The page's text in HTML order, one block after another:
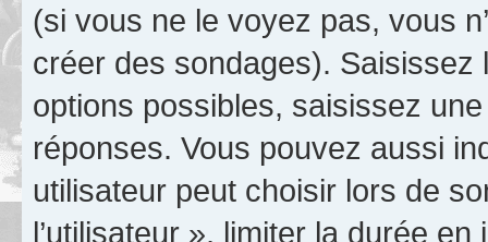
(si vous ne le voyez pas, vous
créer des sondages).
options possibles, saisissez
réponses. Vous pouvez aussi
utilisateur peut choisir lors de
l’utilisateur », limiter la durée